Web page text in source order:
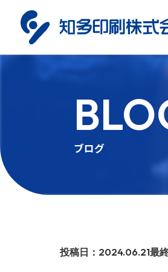
WEB
DESIGN
Webサイト制作/構築
WEB
DESIGN
Webサイト制作
ブログ
投稿日：2024.06.21最